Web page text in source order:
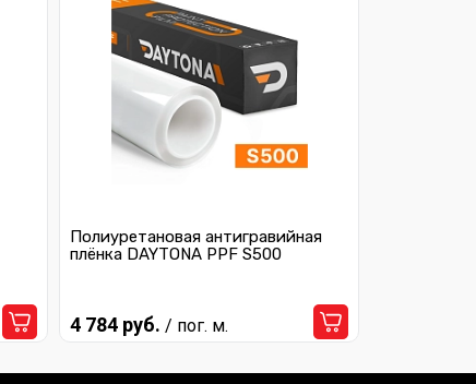
Полиуретановая антигравийная
плёнка DAYTONA PPF S500
4 784 руб. / пог. м.